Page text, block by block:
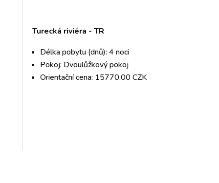
Turecká riviéra - TR
Délka pobytu (dnů): 4 noci
Pokoj: Dvoulůžkový pokoj
Orientační cena: 15770.00 CZK